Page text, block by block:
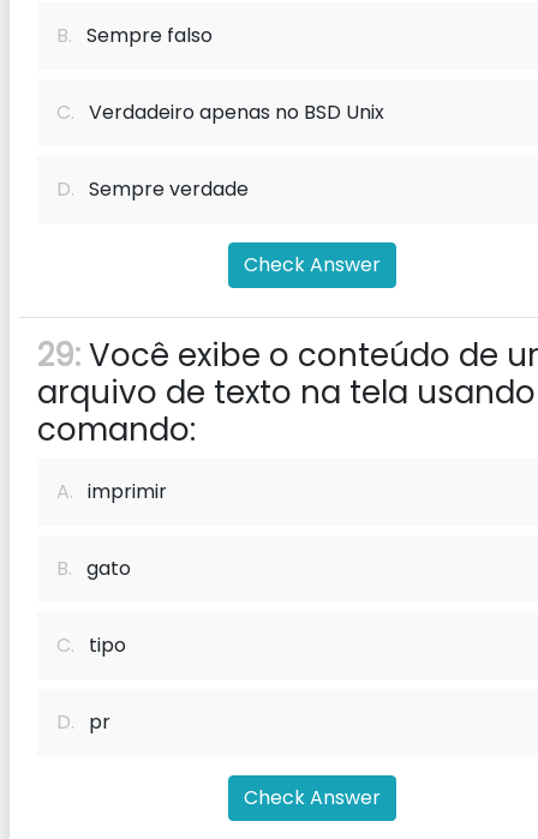
B. Sempre falso
C. Verdadeiro apenas no BSD Unix
D. Sempre verdade
Check Answer
29:Você exibe o conteúdo de
arquivo de texto na tela
comando:
A. imprimir
B. gato
C. tipo
D. pr
Check Answer